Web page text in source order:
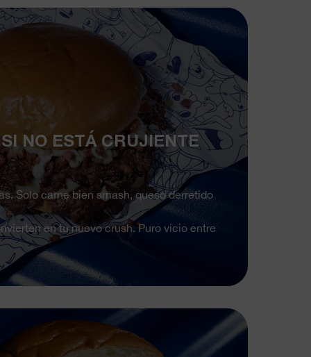
NO ESTÁ CRUJIENTE
Solo carne bien smash, queso derretido
en tu nuevo crush. Puro vicio entre